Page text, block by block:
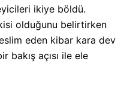
ikiye böldü.
olduğunu belirtirken
eden kibar kara dev
bakış açısı ile ele